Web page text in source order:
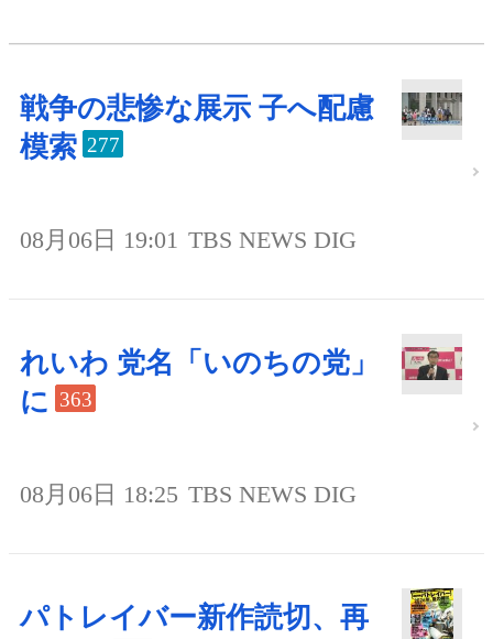
戦争の悲惨な展示 子へ配慮
模索 277
08月06日 19:01 TBS NEWS DIG
れいわ 党名「いのちの党」
に 363
08月06日 18:25 TBS NEWS DIG
パトレイバー新作読切、再